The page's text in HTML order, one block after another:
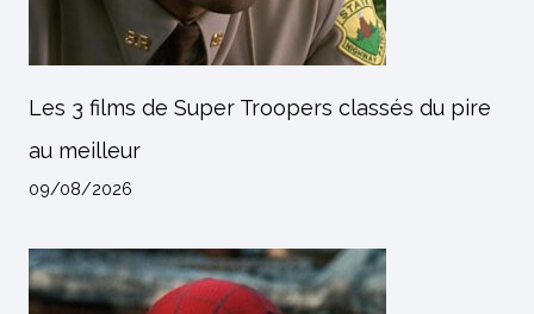
Les 3 films de Super Troopers classés du pire
au meilleur
09/08/2026